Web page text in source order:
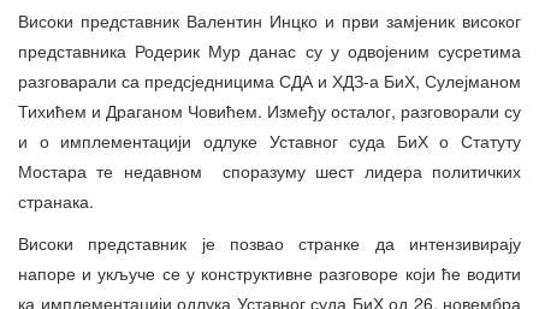
Високи представник Валентин Инцко и први замјеник високог
представника Родерик Мур данас су у одвојеним сусретима
разговарали са предсједницима СДА и ХДЗ-а БиХ, Сулејманом
Тихићем и Драганом Човићем. Између осталог, разговорали су
и о имплементацији одлуке Уставног суда БиХ о Статуту
Мостара те недавном споразуму шест лидера политичких
странака.
Високи представник је позвао странке да интензивирају
напоре и укључе се у конструктивне разговоре који ће водити
ка имплементацији одлука Уставног суда БиХ од 26. новембра